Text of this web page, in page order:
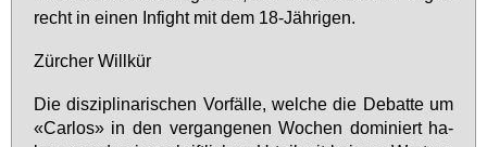
recht in ei­nen In­fight mit dem 18-Jäh­ri­gen.
Zür­cher Will­kür
Die dis­zi­pli­na­ri­schen Vor­fäl­le, wel­che die De­bat­te um
«Car­los» in den ver­gan­ge­nen Wo­chen do­mi­niert ha­